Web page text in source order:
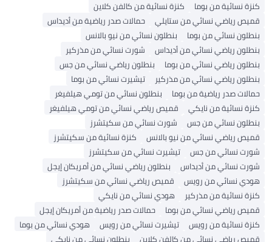
من بوما
كنزة نسائية من كالفن كلاين
نسائي من ستايلي
حمالات صدر رياضية من أديداس
نسائي من بوما
بنطلون نسائي من نيو بالانس
رياضي نسائي من أديداس
شورت نسائي من مذركير
رياضي نسائي من بوما
بنطلون رياضي نسائي من جس
رياضي نسائي من مذركير
تيشيرت نسائي من بوما
صدر رياضية من بوما
بنطلون نسائي من تومي هيلفيغر
من نايكي
قميص رياضي نسائي من تومي هيلفيغر
نسائي من جس
شورت نسائي من سكيتشرز
نسائي من نيو بالانس
كنزة نسائية من سكيتشرز
من جس
تيشيرت نسائي من سكيتشرز
من أديداس
بنطلون رياضي نسائي من أمريكان إيجل
من رويس
قميص رياضي نسائي من سكيتشرز
من مذركير
هودي نسائي من نايكي
نسائي من بوما
حمالات صدر رياضية من أمريكان إيجل
من رويس
تيشيرت نسائي من رويس
هودي نسائي من بوما
نسائي من كالفن كلاين
بنطلون نسائي من نايكي